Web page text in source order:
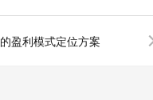
盈利模式定位方案